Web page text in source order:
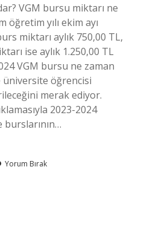
VGM bursu miktarı ne
öğretim yılı ekim ayı
miktarı aylık 750,00 TL,
ise aylık 1.250,00 TL
VGM bursu ne zaman
üniversite öğrencisi
merak ediyor.
2023-2024
burslarının…
Yorum Bırak